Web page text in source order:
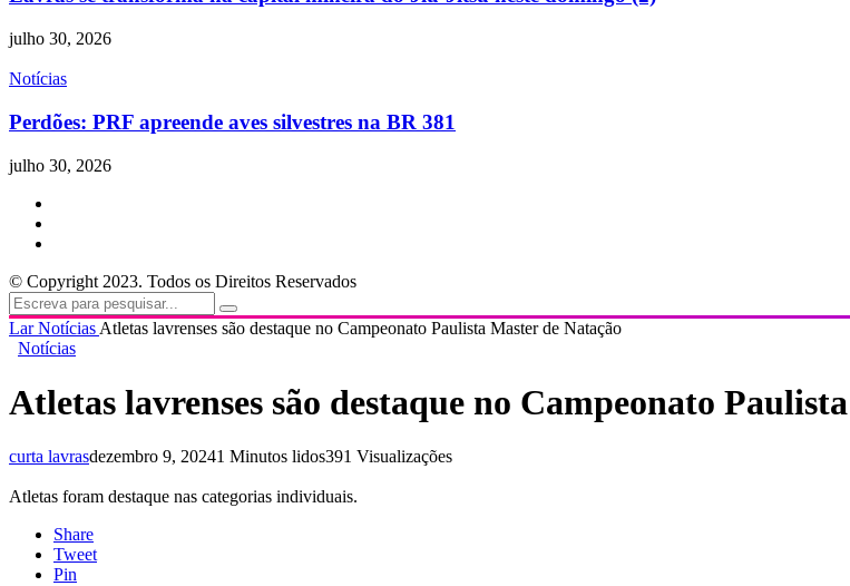
julho 30, 2026
Notícias
Perdões: PRF apreende aves silvestres na BR 381
julho 30, 2026
© Copyright 2023. Todos os Direitos Reservados
LarNotícias Atletas lavrenses são destaque no Campeonato Paulista Master de Natação
Notícias
Atletas lavrenses são destaque no Campeonato
curta lavrasdezembro 9, 20241 Minutos lidos391 Visualizações
Atletas foram destaque nas categorias individuais.
Share
Tweet
Pin